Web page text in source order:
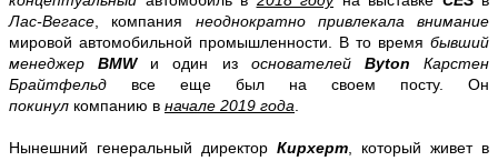
Лас-Вегасе , компания неоднократно привлекала внимание
мировой автомобильной промышленности. В то время бывший
менеджерBMW и один из основателей Byton
Карстен
Брайтфельд все еще был на своем посту. Он
покинул компанию в начале 2019 года
Нынешний генеральный директор Кирхерт , который живет в